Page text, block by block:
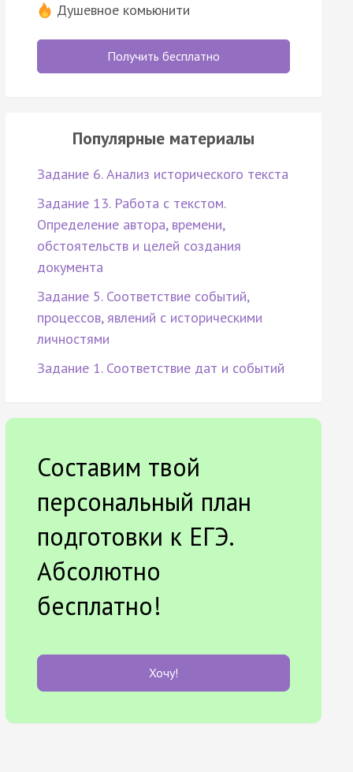
Душевное комьюнити
Получить бесплатно
Популярные материалы
Задание 6. Анализ исторического текста
Задание 13. Работа с текстом.
Определение автора, времени,
обстоятельств и целей создания
документа
Задание 5. Соответствие событий,
процессов, явлений с историческими
личностями
Задание 1. Соответствие дат и событий
Составим твой
персональный план
подготовки к ЕГЭ.
Абсолютно
бесплатно!
Хочу!